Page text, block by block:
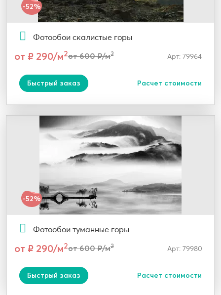
-52%
Фотообои скалистые горы
от ₽ 290/м2от 600 ₽/м2 Арт: 79964
Быстрый заказ Расчет стоимости
-52%
Фотообои туманные горы
от ₽ 290/м2от 600 ₽/м2 Арт: 79980
Быстрый заказ Расчет стоимости